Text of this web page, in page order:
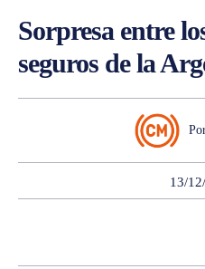
Sorpresa entre
seguros de la
13/